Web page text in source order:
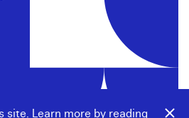
site. Learn more by reading